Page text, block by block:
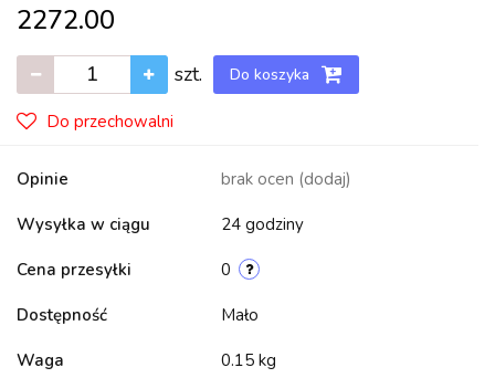
2272.00
szt. Do koszyka
Do przechowalni
Opinie brak ocen (dodaj)
Wysyłka w ciągu 24 godziny
Cena przesyłki 0
Dostępność Mało
Waga 0.15 kg